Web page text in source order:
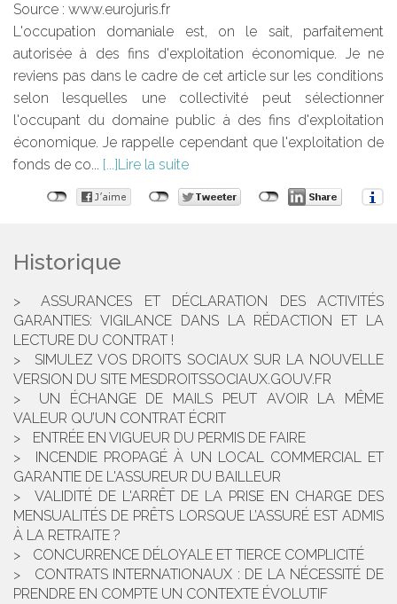
Source : www.eurojuris.fr
L'occupation domaniale est, on le sait, parfaitement
autorisée à des fins d'exploitation économique. Je ne
reviens pas dans le cadre de cet article sur les conditions
selon lesquelles une collectivité peut sélectionner
l'occupant du domaine public à des fins d'exploitation
économique. Je rappelle cependant que l'exploitation de
fonds de co...
Lire la suite
Historique
ASSURANCES ET DÉCLARATION DES ACTIVITÉS
GARANTIES: VIGILANCE DANS LA RÉDACTION ET LA
LECTURE DU CONTRAT !
SIMULEZ VOS DROITS SOCIAUX SUR LA NOUVELLE
VERSION DU SITE MESDROITSSOCIAUX.GOUV.FR
UN ÉCHANGE DE MAILS PEUT AVOIR LA MÊME
VALEUR QU’UN CONTRAT ÉCRIT
ENTRÉE EN VIGUEUR DU PERMIS DE FAIRE
INCENDIE PROPAGÉ À UN LOCAL COMMERCIAL ET
GARANTIE DE L'ASSUREUR DU BAILLEUR
VALIDITÉ DE L'ARRÊT DE LA PRISE EN CHARGE DES
MENSUALITÉS DE PRÊTS LORSQUE L’ASSURÉ EST ADMIS
À LA RETRAITE ?
CONCURRENCE DÉLOYALE ET TIERCE COMPLICITÉ
CONTRATS INTERNATIONAUX : DE LA NÉCESSITÉ DE
PRENDRE EN COMPTE UN CONTEXTE ÉVOLUTIF